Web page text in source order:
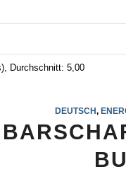
Durchschnitt: 5,00
DEUTSCH